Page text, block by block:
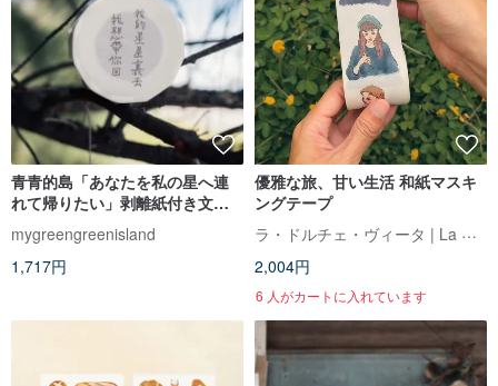
青青的島「あなたを私の星へ連
れて帰りたい」剥離紙付き文字
マスキングテープ
mygreengreenisland
1,717円
優雅な旅、甘い生活 和紙マスキ
ングテープ
ラ・ドルチェ・ヴィータ | La Dolce Vita
2,004円
6 人がカートに入れています